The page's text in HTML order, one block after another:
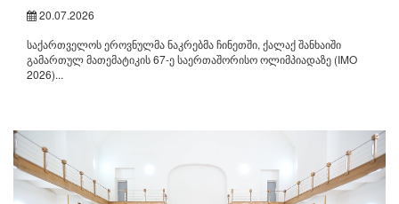
20.07.2026
საქართველოს ეროვნულმა ნაკრებმა ჩინეთში, ქალაქ შანხაიში
გამართულ მათემატიკის 67-ე საერთაშორისო ოლიმპიადაზე (IMO
2026)...